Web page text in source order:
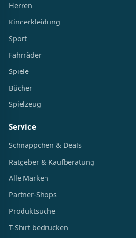
Herren
Kinderkleidung
Sport
Fahrräder
Spiele
Bücher
Spielzeug
Service
Schnäppchen & Deals
Ratgeber & Kaufberatung
Alle Marken
Partner-Shops
Produktsuche
T-Shirt bedrucken